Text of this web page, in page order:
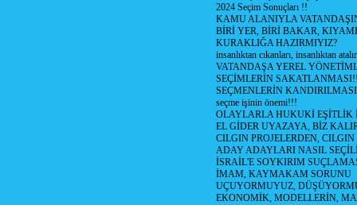
2024 Seçim Sonuçları !!
KAMU ALANIYLA
BİRİ YER, BİRİ BAKAR,
KURAKLIĞA HAZIRMIYIZ?
insanlıktan cıkanları, insanlıktan
VATANDAŞA YEREL
SEÇİMLERİN
SEÇMENLERİN
seçme işinin önemi!!!
OLAYLARLA HUKUKİ EŞİTLİK
EL GİDER UYAZAYA, BİZ
CILGIN PROJELERDEN,
ADAY ADAYLARI NASIL
İSRAİL'E SOYKIRIM
İMAM, KAYMAKAM SORUNU
UÇUYORMUYUZ,
EKONOMİK, MODELLERİN,